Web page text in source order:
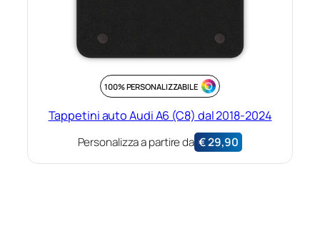
100% PERSONALIZZABILE
Tappetini auto Audi A6 (C8) dal 2018-2024
Personalizza a partire da €29,90